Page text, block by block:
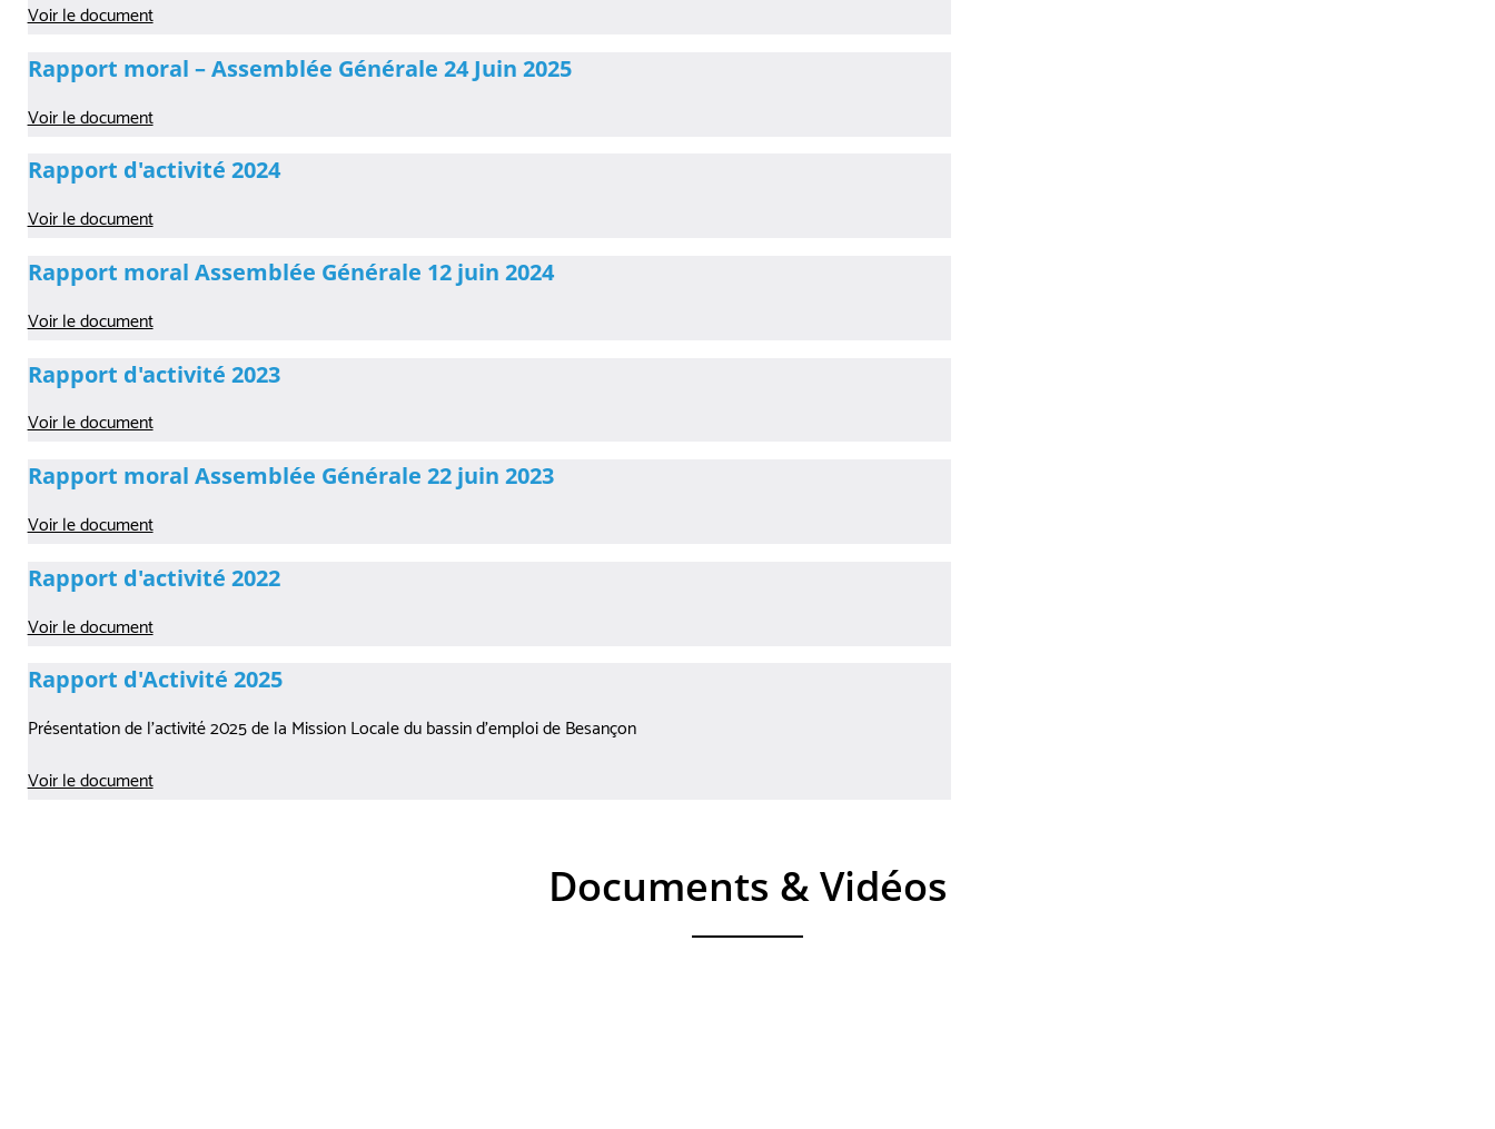
Voir le document
Rapport moral – Assemblée Générale 24 Juin 2025
Voir le document
Rapport d'activité 2024
Voir le document
Rapport moral Assemblée Générale 12 juin 2024
Voir le document
Rapport d'activité 2023
Voir le document
Rapport moral Assemblée Générale 22 juin 2023
Voir le document
Rapport d'activité 2022
Voir le document
Rapport d'Activité 2025
Présentation de l’activité 2025 de la Mission Locale du bassin d’emploi de Besançon
Voir le document
Documents & Vidéos